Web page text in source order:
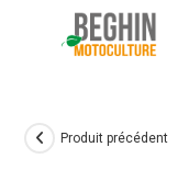
Produit précédent